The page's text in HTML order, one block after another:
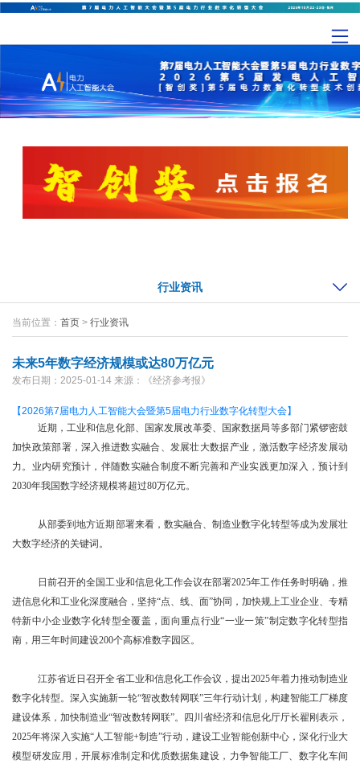
行业资讯
当前位置： 首页 > 行业资讯
未来5年数字经济规模或达80万亿元
发布日期：2025-01-14 来源：《经济参考报》
【2026第7届电力人工智能大会暨第5届电力行业数字化转型大会】
近期，工业和信息化部、国家发展改革委、国家数据局等多部门紧锣密鼓
加快政策部署，深入推进数实融合、发展壮大数据产业，激活数字经济发展动
力。业内研究预计，伴随数实融合制度不断完善和产业实践更加深入，预计到
2030年我国数字经济规模将超过80万亿元。
从部委到地方近期部署来看，数实融合、制造业数字化转型等成为发展壮
大数字经济的关键词。
日前召开的全国工业和信息化工作会议在部署2025年工作任务时明确，推
进信息化和工业化深度融合，坚持“点、线、面”协同，加快规上工业企业、专精
特新中小企业数字化转型全覆盖，面向重点行业“一业一策”制定数字化转型指
南，用三年时间建设200个高标准数字园区。
江苏省近日召开全省工业和信息化工作会议，提出2025年着力推动制造业
数字化转型。深入实施新一轮“智改数转网联”三年行动计划，构建智能工厂梯度
建设体系，加快制造业“智改数转网联”。四川省经济和信息化厅厅长翟刚表示，
2025年将深入实施“人工智能+制造”行动，建设工业智能创新中心，深化行业大
模型研发应用，开展标准制定和优质数据集建设，力争智能工厂、数字化车间